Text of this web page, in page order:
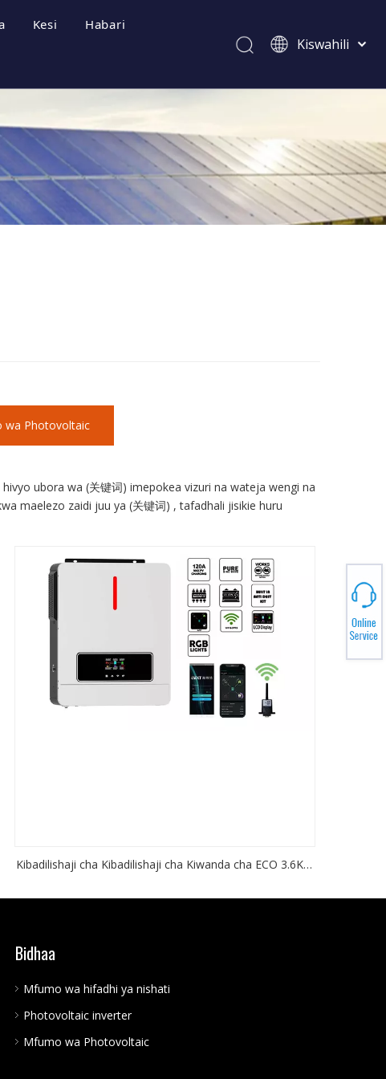
Mara kwa Mara
Kesi Habari
Kiswahili
ไทย
Deutsch
Português
Español
Pусский
Français
wa Photovoltaic
ubora wa (关键词) imepokea vizuri na wateja wengi na
maelezo zaidi juu ya (关键词) , tafadhali jisikie huru
Kibadilishaji cha Kibadilishaji cha Kiwanda cha ECO 3.6KW
RGB Mwanga
Bidhaa
Mfumo wa hifadhi ya nishati
Photovoltaic inverter
Mfumo wa Photovoltaic